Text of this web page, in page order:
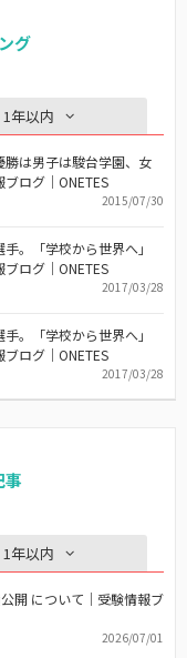
グ
1年以内
は男子は駿台学園、女
ログ｜ONETES
2015/07/30
。「学校から世界へ」
ログ｜ONETES
2017/03/28
。「学校から世界へ」
ログ｜ONETES
2017/03/28
事
1年以内
開 について｜受験情報ブ
2026/07/01